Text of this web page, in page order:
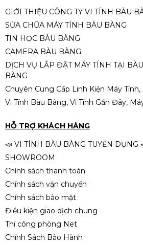
-21%
GIỚI THIỆU CÔNG TY VI TÍNH BÀU
SỬA CHỮA MÁY TÍNH BÀU BÀNG
TIN HỌC BÀU BÀNG
CAMERA BÀU BÀNG
DỊCH VỤ LẮP ĐẶT MÁY TÍNH TẠI
BÀNG
Chuyên Cung Cấp Linh Kiện Máy
Vi Tính Bàu Bàng, Vi Tính Gần Đây,
HỖ TRỢ KHÁCH HÀNG
📣 VI TÍNH BÀU BÀNG TUYỂN DỤNG
SHOWROOM
Chính sách thanh toán
Chính sách vận chuyển
Chính sách bảo mật
Điều kiện giao dịch chung
Thi công phòng Net
Chính Sách Bảo Hành